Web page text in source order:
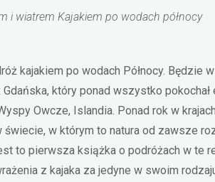
i wiatrem Kajakiem po wodach północy
kajakiem po wodach Północy. Będzie
Gdańska, który ponad wszystko
Owcze, Islandia. Ponad rok w
w którym to natura od zawsze
to pierwsza książka o podróżach w te
z kajaka za jedyne w swoim